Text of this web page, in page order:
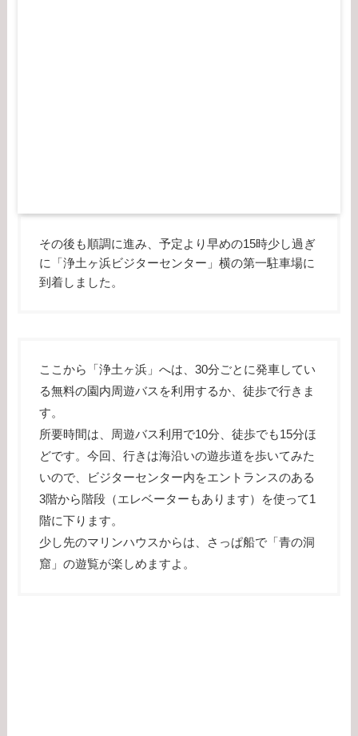
その後も順調に進み、予定より早めの15時少し過ぎ
に「浄土ヶ浜ビジターセンター」横の第一駐車場に
到着しました。
ここから「浄土ヶ浜」へは、30分ごとに発車してい
る無料の園内周遊バスを利用するか、徒歩で行きま
す。
所要時間は、周遊バス利用で10分、徒歩でも15分ほ
どです。今回、行きは海沿いの遊歩道を歩いてみた
いので、ビジターセンター内をエントランスのある
3階から階段（エレベーターもあります）を使って1
階に下ります。
少し先のマリンハウスからは、さっぱ船で「青の洞
窟」の遊覧が楽しめますよ。